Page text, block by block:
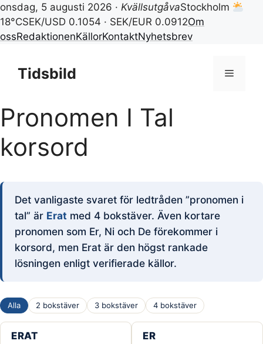
onsdag, 5 augusti 2026 · KvällsutgåvaStockholm
18°CSEK/USD 0.1054 · SEK/EUR 0.0912Om
ossRedaktionenKällorKontaktNyhetsbrev
innehållTidsbild Meny
Pronomen I Tal
korsord
Det vanligaste svaret för ledtråden ”pronomen i
tal” är Eratmed 4 bokstäver. Även kortare
pronomen som Er, Ni och De förekommer i
korsord, men Erat är den högst rankade
lösningen enligt verifierade källor.
Alla 2 bokstäver 3 bokstäver 4 bokstäver
ERAT ER